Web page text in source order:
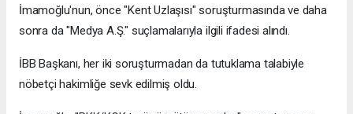
İmamoğlu'nun, önce "Kent Uzlaşısı" soruşturmasında ve daha
sonra da "Medya A.Ş." suçlamalarıyla ilgili ifadesi alındı.
İBB Başkanı, her iki soruşturmadan da tutuklama talabiyle
nöbetçi hakimliğe sevk edilmiş oldu.